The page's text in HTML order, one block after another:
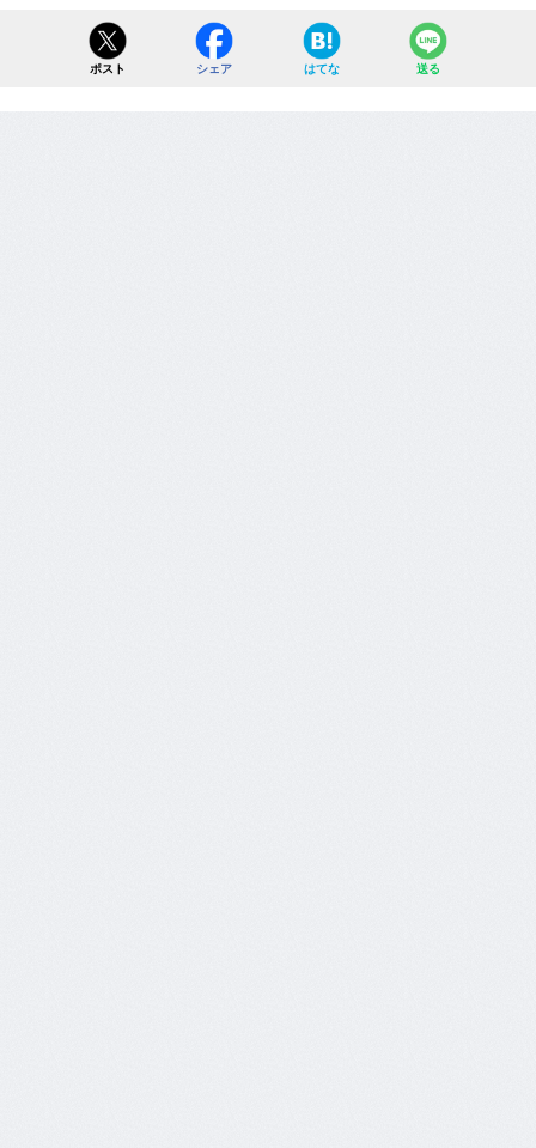
ポスト シェア はてな 送る